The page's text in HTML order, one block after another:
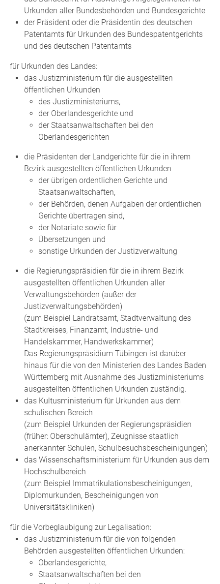
Urkunden aller Bundesbehörden und Bundesgerichte
der Präsident oder die Präsidentin des deutschen
Patentamts für Urkunden des Bundespatentgerichts
und des deutschen Patentamts
für Urkunden des Landes:
das Justizministerium für die ausgestellten
öffentlichen Urkunden
des Justizministeriums,
der Oberlandesgerichte und
der Staatsanwaltschaften bei den
Oberlandesgerichten
die Präsidenten der Landgerichte für die in ihrem
Bezirk ausgestellten öffentlichen Urkunden
der übrigen ordentlichen Gerichte und
Staatsanwaltschaften,
der Behörden, denen Aufgaben der ordentlichen
Gerichte übertragen sind,
der Notariate sowie für
Übersetzungen und
sonstige Urkunden der Justizverwaltung
die Regierungspräsidien für die in ihrem Bezirk
ausgestellten öffentlichen Urkunden aller
Verwaltungsbehörden (außer der
Justizverwaltungsbehörden)
(zum Beispiel Landratsamt, Stadtverwaltung des
Stadtkreises, Finanzamt, Industrie- und
Handelskammer, Handwerkskammer)
Das Regierungspräsidium Tübingen ist darüber
hinaus für die von den Ministerien des Landes Baden
Württemberg mit Ausnahme des Justizministeriums
ausgestellten öffentlichen Urkunden zuständig.
das Kultusministerium für Urkunden aus dem
schulischen Bereich
(zum Beispiel Urkunden der Regierungspräsidien
(früher: Oberschulämter), Zeugnisse staatlich
anerkannter Schulen, Schulbesuchsbescheinigungen)
das Wissenschaftsministerium für Urkunden aus dem
Hochschulbereich
(zum Beispiel Immatrikulationsbescheinigungen,
Diplomurkunden, Bescheinigungen von
Universitätskliniken)
für die Vorbeglaubigung zur Legalisation:
das Justizministerium für die von folgenden
Behörden ausgestellten öffentlichen Urkunden:
Oberlandesgerichte,
Staatsanwaltschaften bei den